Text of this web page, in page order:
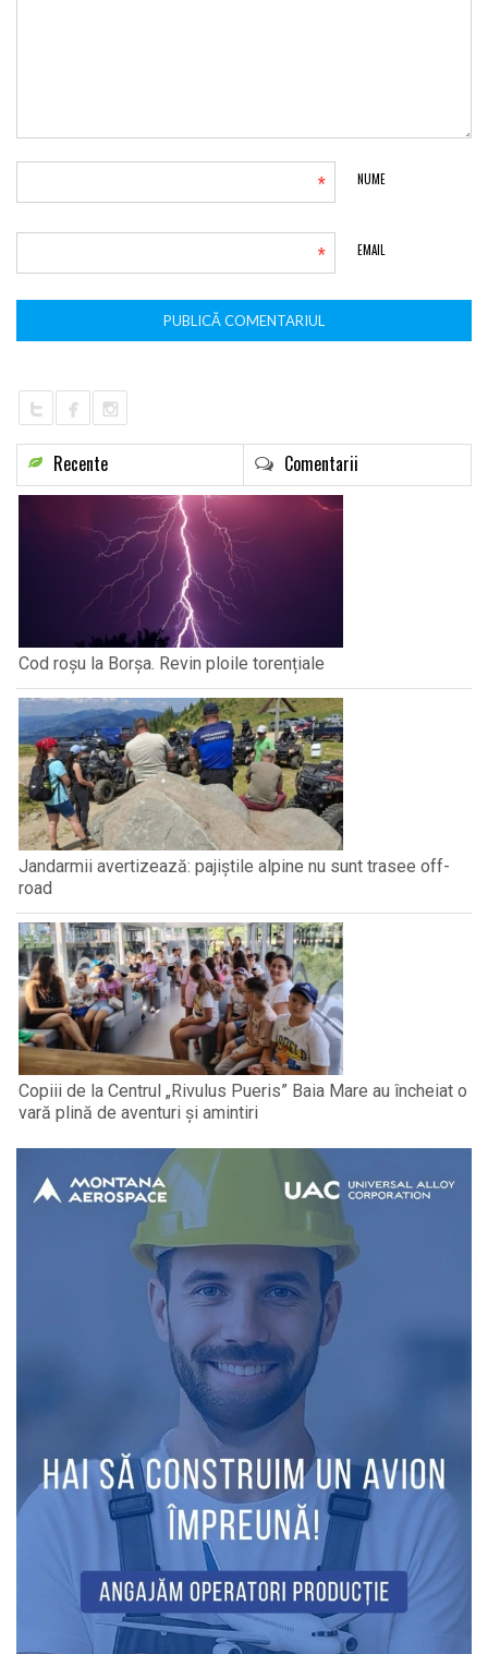
NUME
*
EMAIL
*
Recente Comentarii
Cod roșu la Borșa. Revin ploile torențiale
Jandarmii avertizează: pajiștile alpine nu sunt trasee off-
road
Copiii de la Centrul „Rivulus Pueris” Baia Mare au încheiat o
vară plină de aventuri și amintiri